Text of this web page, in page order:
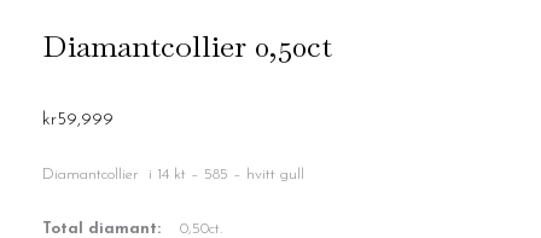
Diamantcollier 0,50ct
kr59,999
Diamantcollier i 14 kt – 585 – hvitt gull
Total diamant: 0,50ct.